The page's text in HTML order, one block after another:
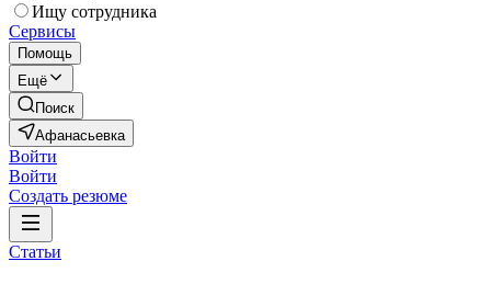
Ищу сотрудника
Сервисы
Помощь
Ещё
Поиск
Афанасьевка
Войти
Войти
Создать резюме
Статьи